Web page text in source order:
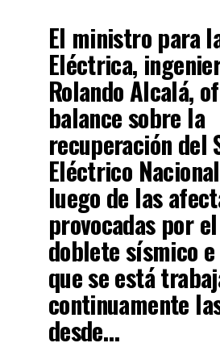
El ministro para
Eléctrica,
Rolando Alcalá,
balance sobre la
recuperación del
Eléctrico
luego de las
provocadas por
doblete sísmico
que se está
continuamente
desde…